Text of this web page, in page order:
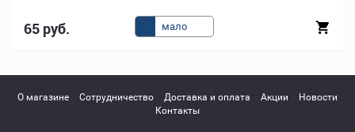
65 руб. мало
О магазине Сотрудничество Доставка и оплата Акции
Новости
Контакты